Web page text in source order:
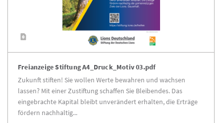
Freianzeige Stiftung A4_Druck_Motiv 03.pdf
Zukunft stiften! Sie wollen Werte bewahren und wachsen
lassen? Mit einer Zustiftung schaffen Sie Bleibendes. Das
eingebrachte Kapital bleibt unverändert erhalten, die Erträge
fördern nachhaltig...